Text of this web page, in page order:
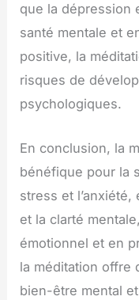
que la dépression
santé mentale et
positive, la
risques de
psychologiques.
En conclusion, la
bénéfique pour la
stress et
et la clarté
émotionnel et en
la méditation offre
bien-être mental